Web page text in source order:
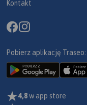
Kontakt
Pobierz aplikację Traseo:
4,8w app store